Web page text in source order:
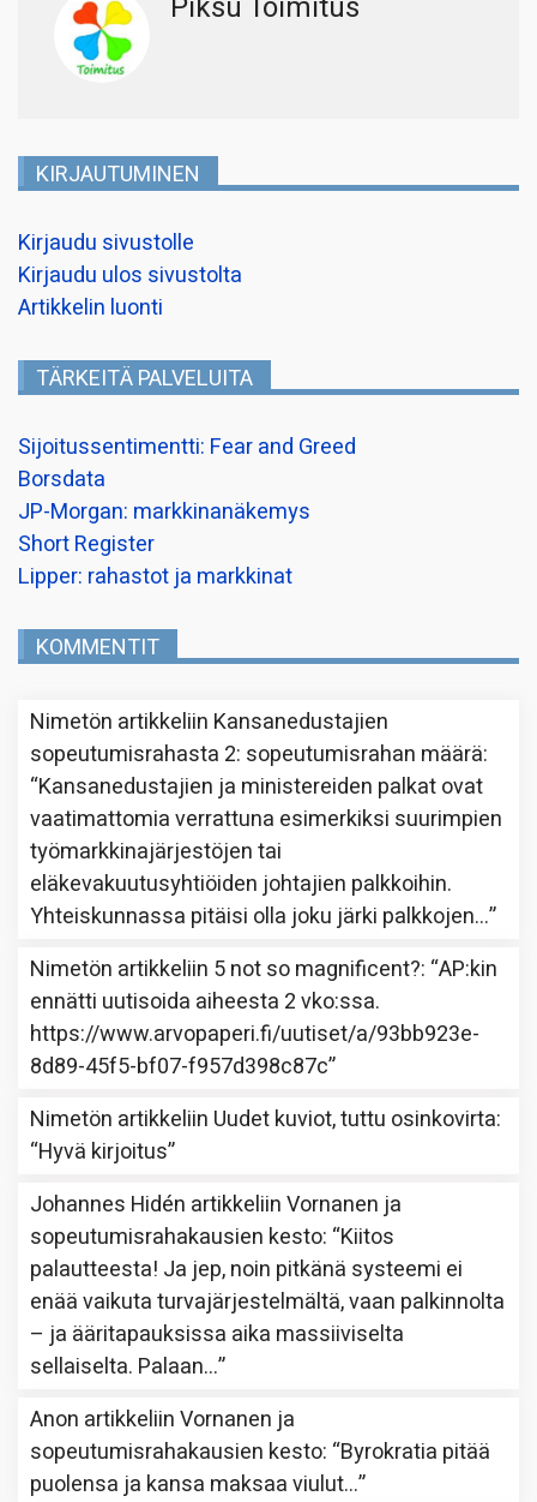
KIRJAUTUMINEN
Kirjaudu sivustolle
Kirjaudu ulos sivustolta
Artikkelin luonti
TÄRKEITÄ PALVELUITA
Sijoitussentimentti: Fear and Greed
Borsdata
JP-Morgan: markkinanäkemys
Short Register
Lipper: rahastot ja markkinat
KOMMENTIT
Nimetön artikkeliin Kansanedustajien
sopeutumisrahasta 2: sopeutumisrahan määrä:
“Kansanedustajien ja ministereiden palkat ovat
vaatimattomia verrattuna esimerkiksi suurimpien
työmarkkinajärjestöjen tai
eläkevakuutusyhtiöiden johtajien palkkoihin.
Yhteiskunnassa pitäisi olla joku järki palkkojen…”
Nimetön artikkeliin 5 not so magnificent?: “AP:kin
ennätti uutisoida aiheesta 2 vko:ssa.
https://www.arvopaperi.fi/uutiset/a/93bb923e-
8d89-45f5-bf07-f957d398c87c”
Nimetön artikkeliin Uudet kuviot, tuttu osinkovirta:
“Hyvä kirjoitus”
Johannes Hidén artikkeliinVornanen ja
sopeutumisrahakausien kesto: “Kiitos
palautteesta! Ja jep, noin pitkänä systeemi ei
enää vaikuta turvajärjestelmältä, vaan palkinnolta
– ja ääritapauksissa aika massiiviselta
sellaiselta. Palaan…”
Anon artikkeliinVornanen ja
sopeutumisrahakausien kesto: “Byrokratia pitää
puolensa ja kansa maksaa viulut…”